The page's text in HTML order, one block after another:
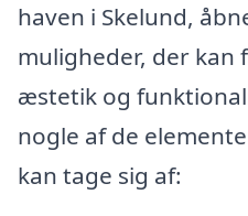
haven i Skelund,
muligheder, der kan
æstetik og
nogle af de
kan tage sig af: